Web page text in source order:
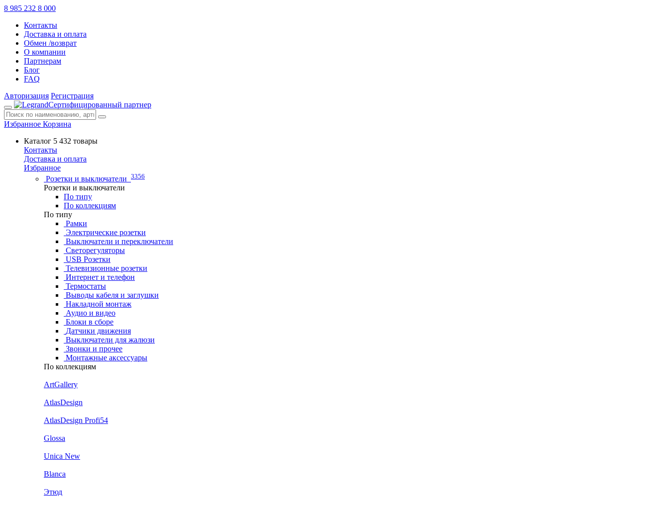
8 985 232 8 000
Контакты
Доставка и оплата
Обмен /возврат
О компании
Партнерам
Блог
FAQ
Авторизация Регистрация
Сертифицированный партнер
Избранное Корзина
Каталог 5 432 товары
Контакты
Доставка и оплата
Избранное
Розетки и выключатели 3356
Розетки и выключатели
По типу
По коллекциям
По типу
Рамки
Электрические розетки
Выключатели и переключатели
Светорегуляторы
USB Розетки
Телевизионные розетки
Интернет и телефон
Термостаты
Выводы кабеля и заглушки
Накладной монтаж
Аудио и видео
Блоки в сборе
Датчики движения
Выключатели для жалюзи
Звонки и прочее
Монтажные аксессуары
По коллекциям
ArtGallery
AtlasDesign
AtlasDesign Profi54
Glossa
Unica New
Blanca
Этюд